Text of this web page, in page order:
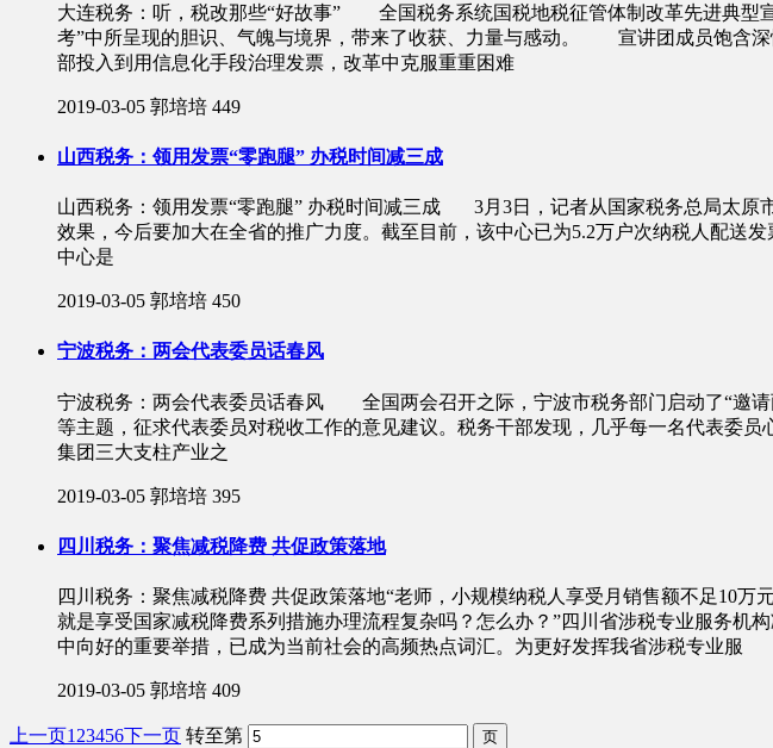
大连税务：听，税改那些“好故事” 全国税务系统国税地税征管体制改革先进典型
考”中所呈现的胆识、气魄与境界，带来了收获、力量与感动。 宣讲团成员饱含深
部投入到用信息化手段治理发票，改革中克服重重困难
2019-03-05 郭培培 449
山西税务：领用发票“零跑腿” 办税时间减三成
山西税务：领用发票“零跑腿” 办税时间减三成 3月3日，记者从国家税务总局太
效果，今后要加大在全省的推广力度。截至目前，该中心已为5.2万户次纳税人配
中心是
2019-03-05 郭培培 450
宁波税务：两会代表委员话春风
宁波税务：两会代表委员话春风 全国两会召开之际，宁波市税务部门启动了“邀请
等主题，征求代表委员对税收工作的意见建议。税务干部发现，几乎每一名代表
集团三大支柱产业之
2019-03-05 郭培培 395
四川税务：聚焦减税降费 共促政策落地
四川税务：聚焦减税降费 共促政策落地“老师，小规模纳税人享受月销售额不足10
就是享受国家减税降费系列措施办理流程复杂吗？怎么办？”四川省涉税专业服务
中向好的重要举措，已成为当前社会的高频热点词汇。为更好发挥我省涉税专业服
2019-03-05 郭培培 409
上一页1 23456下一页 转至第